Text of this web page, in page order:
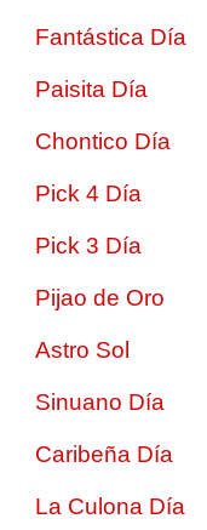
Fantástica Día
Paisita Día
Chontico Día
Pick 4 Día
Pick 3 Día
Pijao de Oro
Astro Sol
Sinuano Día
Caribeña Día
La Culona Día